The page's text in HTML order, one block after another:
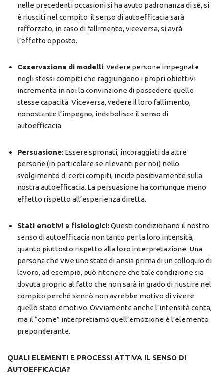
nelle precedenti occasioni si ha avuto padronanza di sé, si
è riusciti nel compito, il senso di autoefficacia sarà
rafforzato; in caso di fallimento, viceversa, si avrà
l’effetto opposto.
Osservazione di modelli: Vedere persone impegnate
negli stessi compiti che raggiungono i propri obiettivi
incrementa in noi la convinzione di possedere quelle
stesse capacità. Viceversa, vedere il loro fallimento,
nonostante l’impegno, indebolisce il senso di
autoefficacia.
Persuasione: Essere spronati, incoraggiati da altre
persone (in particolare se rilevanti per noi) nello
svolgimento di certi compiti, incide positivamente sulla
nostra autoefficacia. La persuasione ha comunque meno
effetto rispetto all’esperienza diretta.
Stati emotivi e fisiologici: Questi condizionano il nostro
senso di autoefficacia non tanto per la loro intensità,
quanto piuttosto rispetto alla loro interpretazione. Una
persona che vive uno stato di ansia prima di un colloquio di
lavoro, ad esempio, può ritenere che tale condizione sia
dovuta proprio al fatto che non sarà in grado di riuscire nel
compito perché sennò non avrebbe motivo di vivere
quello stato emotivo. Ovviamente anche l’intensità conta,
ma il “come” interpretiamo quell’emozione è l’elemento
preponderante.
QUALI ELEMENTI E PROCESSI ATTIVA IL SENSO DI
AUTOEFFICACIA?